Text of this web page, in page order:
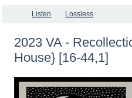
Listen Lossless
2023 VA -
House} [16-44,1]